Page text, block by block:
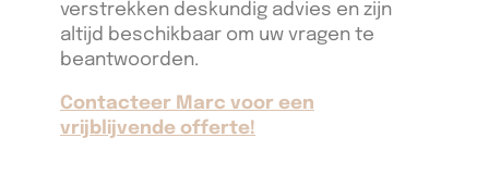
verstrekken deskundig advies en zijn
altijd beschikbaar om uw vragen te
beantwoorden.
Contacteer Marc voor een
vrijblijvende offerte!